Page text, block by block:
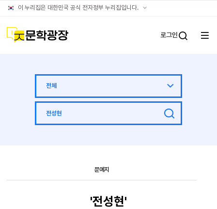
이 누리집은 대한민국 공식 전자정부 누리집입니다. 공식
문학광장 로그인
전체
DB
전체
문예지
'전성현'